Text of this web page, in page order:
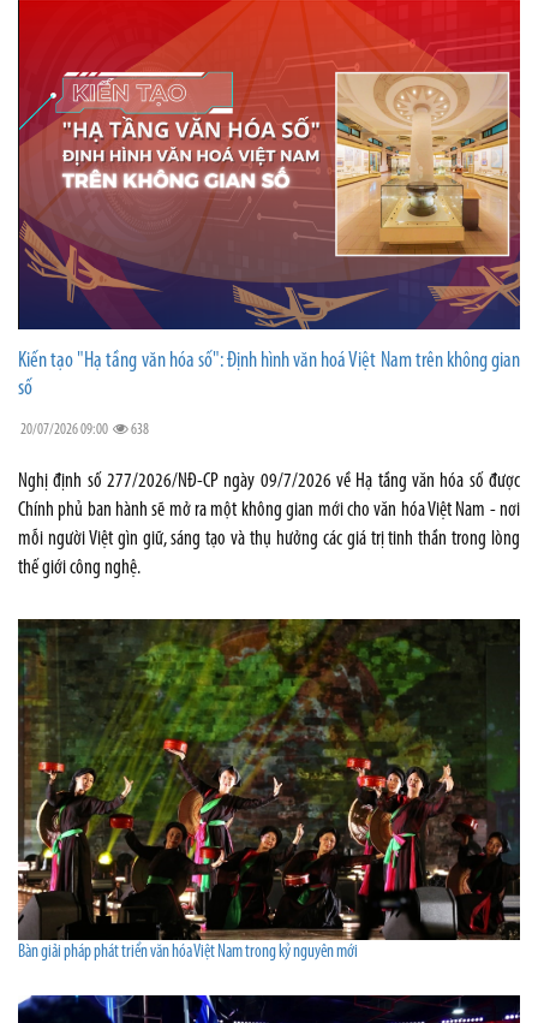
Kiến tạo "Hạ tầng văn hóa số": Định hình văn hoá Việt Nam trên không gian
số
20/07/2026 09:00 638
Nghị định số 277/2026/NĐ-CP ngày 09/7/2026 về Hạ tầng văn hóa số được
Chính phủ ban hành sẽ mở ra một không gian mới cho văn hóa Việt Nam - nơi
mỗi người Việt gìn giữ, sáng tạo và thụ hưởng các giá trị tinh thần trong lòng
thế giới công nghệ.
Bàn giải pháp phát triển văn hóa Việt Nam trong kỷ nguyên mới